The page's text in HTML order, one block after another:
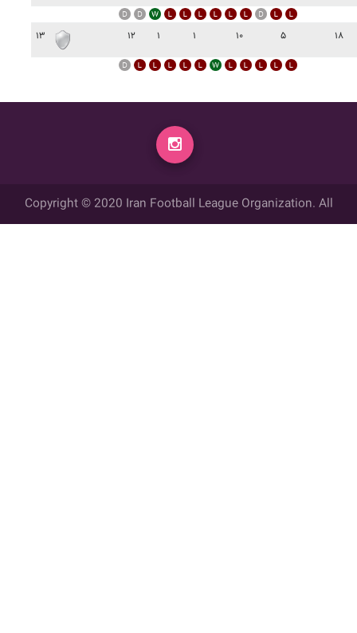
۱۳ ۱۲ ۱ ۱ ۱۰ ۵ ۱۸
Copyright © 2020 Iran Football League Organization. All